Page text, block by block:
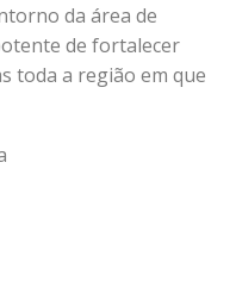
da área de
de fortalecer
toda a região em que